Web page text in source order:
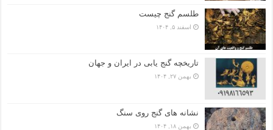
طلسم گنج چیست
اسفند ۵, ۱۴۰۴
تاریخچه گنج‌ یابی در ایران و جهان
بهمن ۲۷, ۱۴۰۴
نشانه های گنج روی سنگ
بهمن ۱۸, ۱۴۰۴